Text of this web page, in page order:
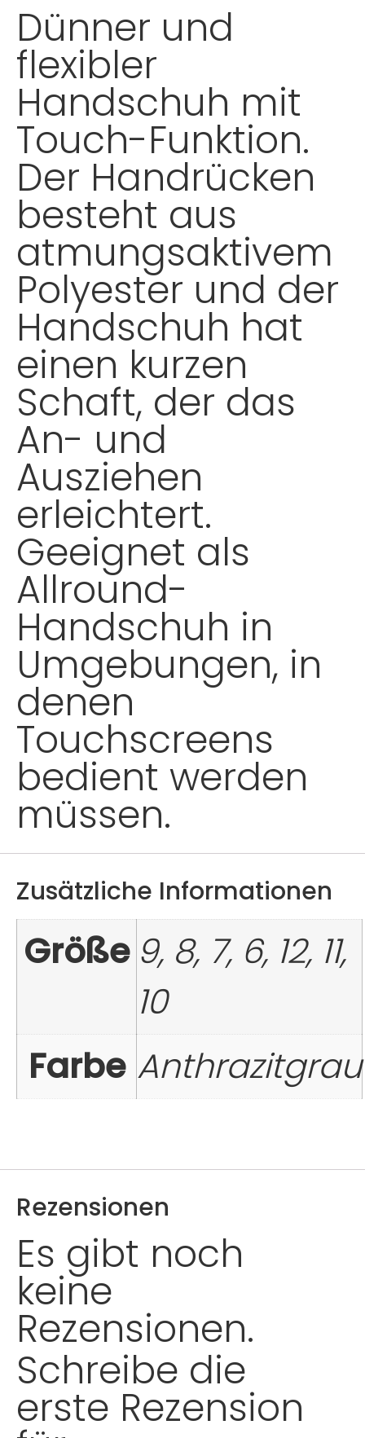
Dünner und
flexibler
Handschuh mit
Touch-Funktion.
Der Handrücken
besteht aus
atmungsaktivem
Polyester und der
Handschuh hat
einen kurzen
Schaft, der das
An- und
Ausziehen
erleichtert.
Geeignet als
Allround-
Handschuh in
Umgebungen, in
denen
Touchscreens
bedient werden
müssen.
Zusätzliche Informationen
Größe 9, 8, 7, 6, 12, 11,
10
Farbe Anthrazitgrau
Rezensionen
Es gibt noch
keine
Rezensionen.
Schreibe die
erste Rezension